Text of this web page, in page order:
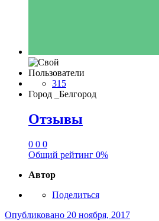
Пользователи
315
Город
_Белгород
Отзывы
0 0 0
Общий рейтинг 0%
Автор
Поделиться
Опубликовано 20 ноября, 2017